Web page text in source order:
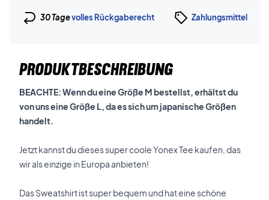
30 Tagevolles Rückgaberecht Zahlungsmittel
PRODUKTBESCHREIBUNG
BEACHTE: Wenn du eine Größe M bestellst, erhältst du
von uns eine Größe L, da es sich um japanische Größen
handelt.
Jetzt kannst du dieses super coole Yonex Tee kaufen, das
wir als einzige in Europa anbieten!
Das Sweatshirt ist super bequem und hat eine schöne